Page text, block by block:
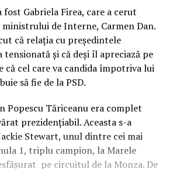
fost Gabriela Firea, care a cerut
de Interne, Carmen Dan.
că relaţia cu preşedintele
şi că deşi îl apreciază pe
că cel care va candida împotriva lui
să fie de la PSD.
Popescu Tăriceanu era complet
prezidenţiabil. Aceasta s-a
Stewart, unul dintre cei mai
1, triplu campion, la Marele
pe circuitul de la Monza.De